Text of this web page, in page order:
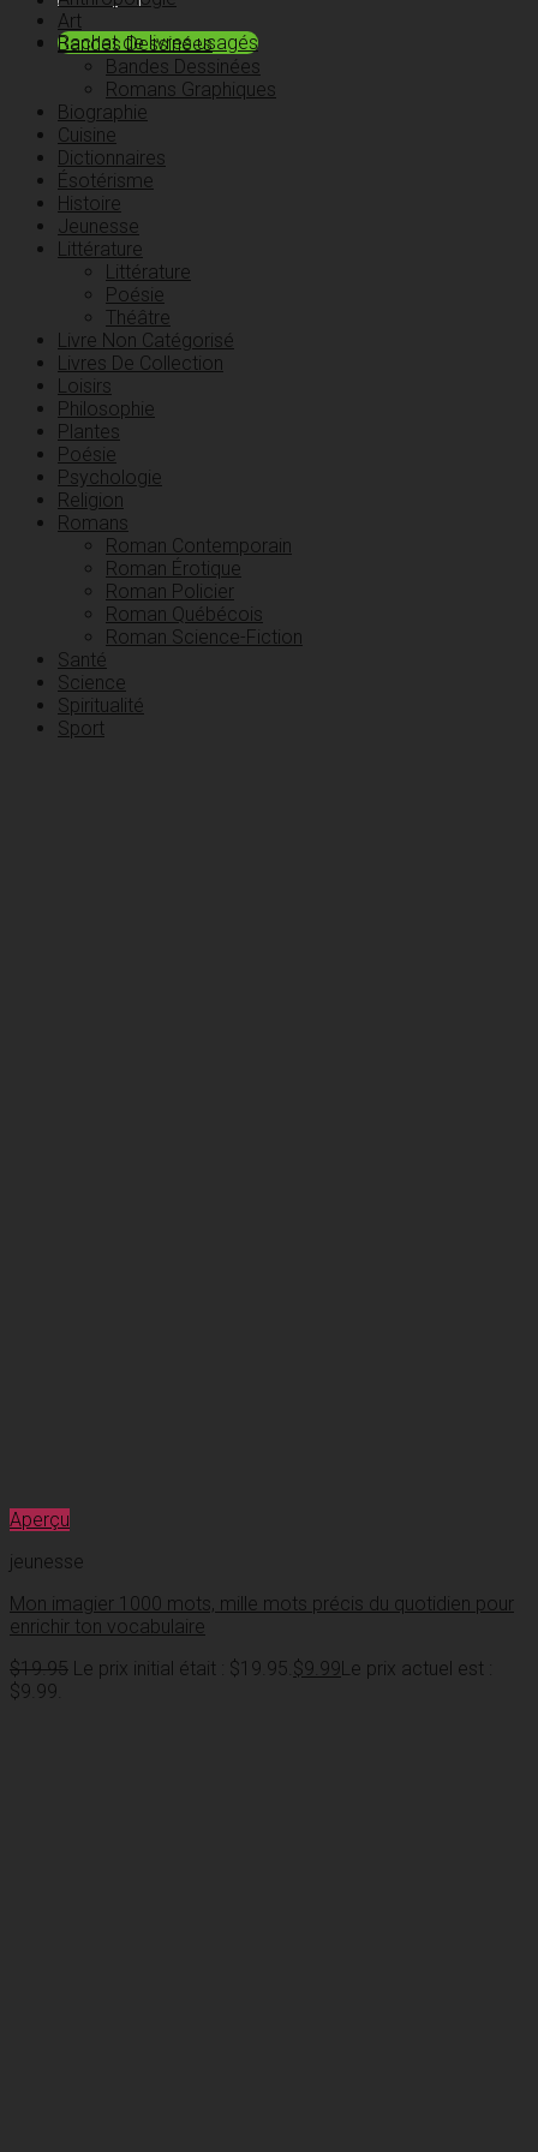
Rachat de livres usagés
Art
Bandes Dessinées
Bandes Dessinées
Romans Graphiques
Biographie
Cuisine
Dictionnaires
Ésotérisme
Histoire
Jeunesse
Littérature
Littérature
Poésie
Théâtre
Livre Non Catégorisé
Livres De Collection
Loisirs
Philosophie
Plantes
Poésie
Psychologie
Religion
Romans
Roman Contemporain
Roman Érotique
Roman Policier
Roman Québécois
Roman Science-Fiction
Santé
Science
Spiritualité
Sport
Aperçu
jeunesse
Mon imagier 1000 mots, mille mots précis du quotidien pour
enrichir ton vocabulaire
$19.95 Le prix initial était : $19.95. $9.99Le prix actuel est :
$9.99.